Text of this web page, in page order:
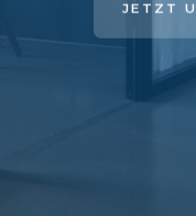
JETZT